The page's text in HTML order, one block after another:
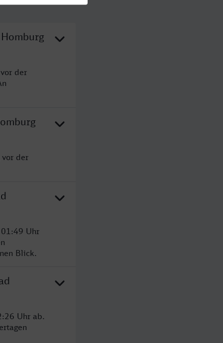
der
vor der
01:49 Uhr
Blick.
Uhr ab.